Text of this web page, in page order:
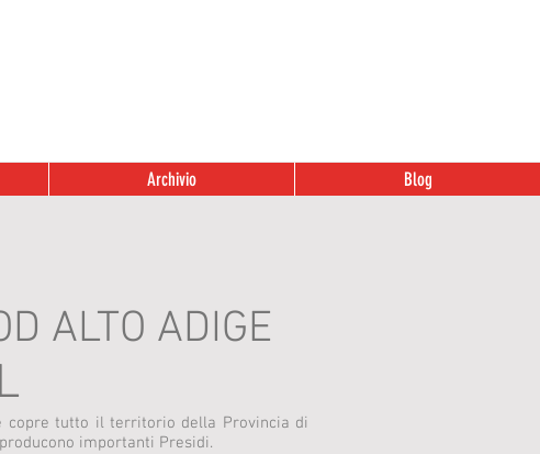
Archivio Blog
ALTO ADIGE
copre tutto il territorio della Provincia di
importanti Presidi.